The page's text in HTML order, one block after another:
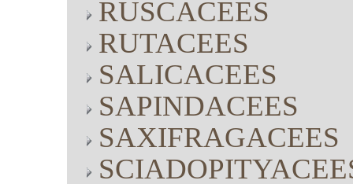
RUSCACEES
RUTACEES
SALICACEES
SAPINDACEES
SAXIFRAGACEES